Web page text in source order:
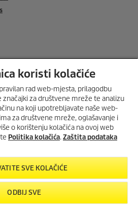
ISKORISTI DO 30%
POPUSTA U KOLOVOZU
popustanadodatkeza
višenamjenske usisavače.
Vrijedi od1.8.2026. do 31.8.2026.
koristi kolačiće
rad web-mjesta, prilagodbu
značajki za društvene mreže te analizu
na koji upotrebljavate naše web-
za društvene mreže, oglašavanje i
o korištenju kolačića na ovoj web
Politika kolačića.Zaštita podataka
SVE KOLAČIĆE
ODBIJ SVE